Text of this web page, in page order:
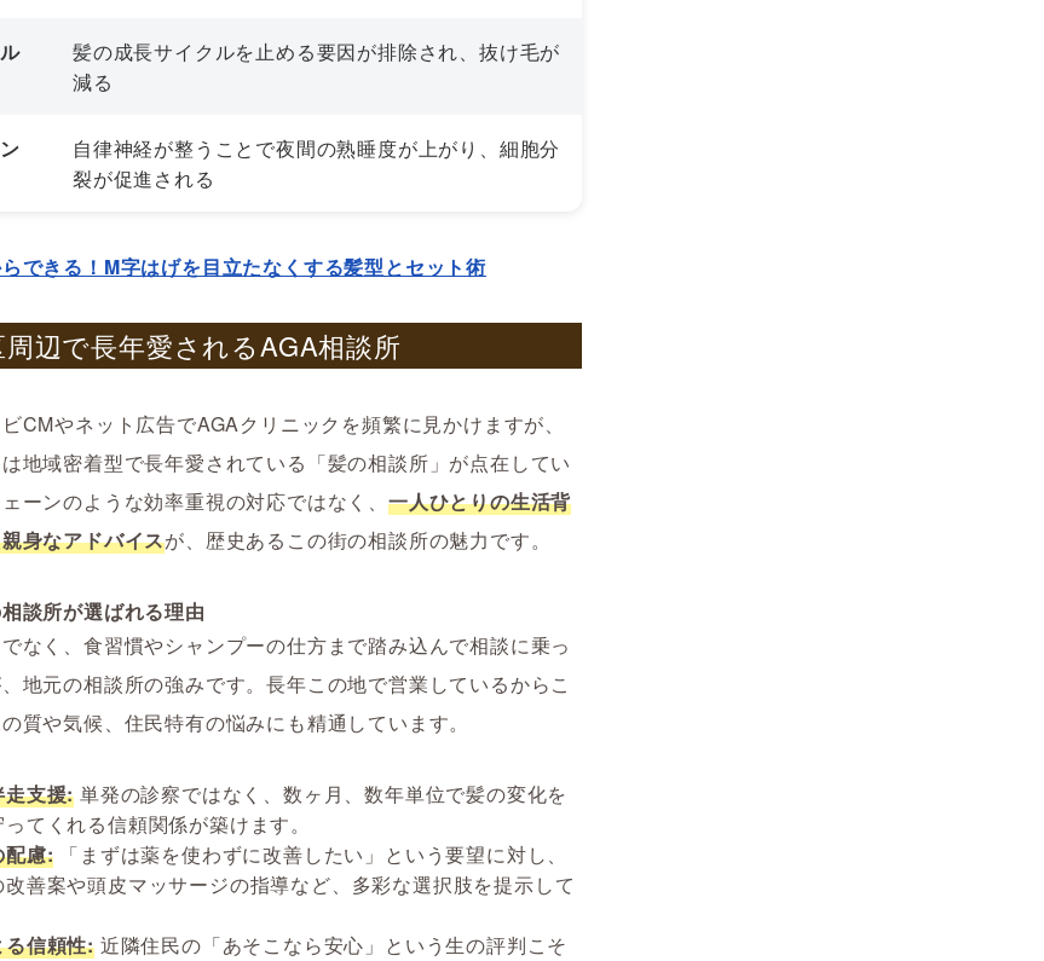
髪の成長サイクルを止める要因が排除され、抜け毛が
減る
自律神経が整うことで夜間の熟睡度が上がり、細胞分
裂が促進される
できる！M字はげを目立たなくする髪型とセット術
辺で長年愛されるAGA相談所
CMやネット広告でAGAクリニックを頻繁に見かけますが、
地域密着型で長年愛されている「髪の相談所」が点在してい
ーンのような効率重視の対応ではなく、 一人ひとりの生活背
身なアドバイスが、歴史あるこの街の相談所の魅力です。
談所が選ばれる理由
なく、食習慣やシャンプーの仕方まで踏み込んで相談に乗っ
地元の相談所の強みです。長年この地で営業しているからこ
質や気候、住民特有の悩みにも精通しています。
走支援: 単発の診察ではなく、数ヶ月、数年単位で髪の変化を
てくれる信頼関係が築けます。
配慮: 「まずは薬を使わずに改善したい」という要望に対し、
善案や頭皮マッサージの指導など、多彩な選択肢を提示して
る信頼性: 近隣住民の「あそこなら安心」という生の評判こそ